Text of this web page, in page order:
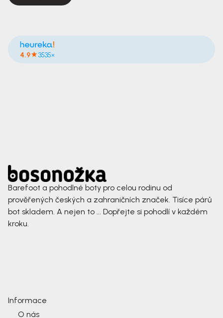
4.9 3535×
Barefoot a pohodlné boty pro celou rodinu od
prověřených českých a zahraničních značek. Tisíce párů
bot skladem. A nejen to ... Dopřejte si pohodlí v každém
kroku.
Informace
O nás